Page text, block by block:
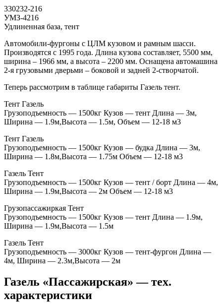
330232-216
УМЗ-4216
Удлиненная база, тент
Автомобили-фургоны с ЦЛМ кузовом и рамным шасси.
Производятся с 1995 года. Длина кузова составляет, 5500 мм,
ширина – 1966 мм, а высота – 2200 мм. Оснащена автомашина
2-я грузовыми дверьми – боковой и задней 2-створчатой.
Теперь рассмотрим в таблице габариты Газель тент.
Тент Газель
Грузоподъемность — 1500кг Кузов — тент Длина — 3м,
Ширина — 1.9м,Высота — 1.5м, Объем — 12-18 м3
Тент Газель
Грузоподъемность — 1500кг Кузов — будка Длина — 3м,
Ширина — 1.8м,Высота — 1.75м Объем — 12-18 м3
Газель Тент
Грузоподъемность — 1500кг Кузов — тент / борт Длина — 4м,
Ширина — 1.9м,Высота — 2м Объем — 12-18 м3
Грузопассажиркая Тент
Грузоподъемность — 1500кг Кузов — тент Длина — 1.9м,
Ширина — 1.9м,Высота — 1.5м
Газель Тент
Грузоподъемность — 3000кг Кузов — тент-фургон Длина —
4м, Ширина — 2.3м,Высота — 2м
Газель «Пассажирская» — тех.
характеристики